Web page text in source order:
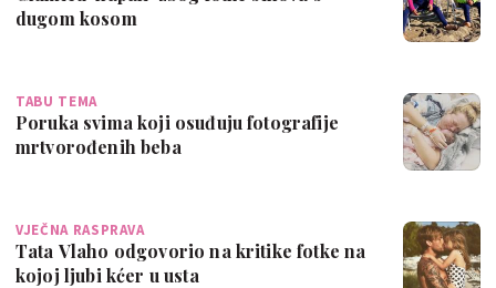
dugom kosom
TABU TEMA
Poruka svima koji osuđuju fotografije
mrtvorođenih beba
VJEČNA RASPRAVA
Tata Vlaho odgovorio na kritike fotke na
kojoj ljubi kćer u usta